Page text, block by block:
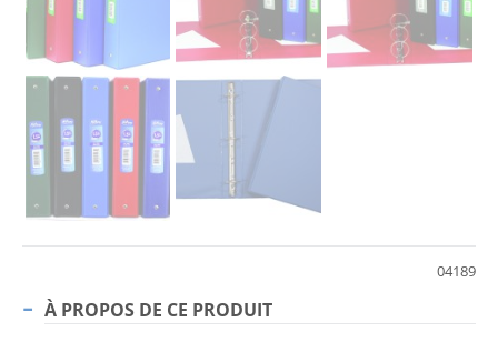
04189
À PROPOS DE CE PRODUIT